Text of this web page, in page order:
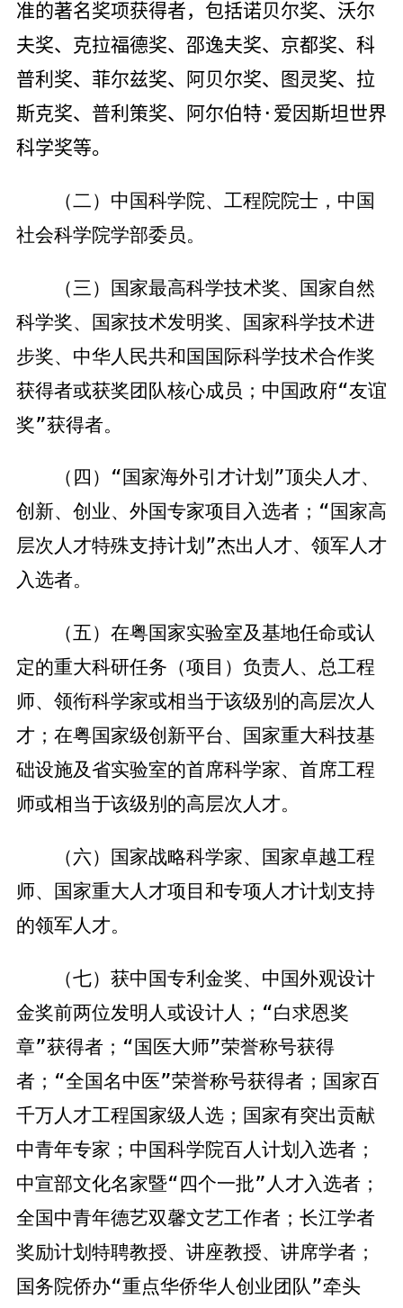
准的著名奖项获得者，包括诺贝尔奖、沃尔
夫奖、克拉福德奖、邵逸夫奖、京都奖、科
普利奖、菲尔兹奖、阿贝尔奖、图灵奖、拉
斯克奖、普利策奖、阿尔伯特· 爱因斯坦世界
科学奖等。
（二）中国科学院、工程院院士，中国
社会科学院学部委员。
（三）国家最高科学技术奖、国家自然
科学奖、国家技术发明奖、国家科学技术进
步奖、中华人民共和国国际科学技术合作奖
获得者或获奖团队核心成员；中国政府“友谊
奖”获得者。
（四）“国家海外引才计划”顶尖人才、
创新、创业、外国专家项目入选者；“国家高
层次人才特殊支持计划”杰出人才、领军人才
入选者。
（五）在粤国家实验室及基地任命或认
定的重大科研任务（项目）负责人、总工程
师、领衔科学家或相当于该级别的高层次人
才；在粤国家级创新平台、国家重大科技基
础设施及省实验室的首席科学家、首席工程
师或相当于该级别的高层次人才。
（六）国家战略科学家、国家卓越工程
师、国家重大人才项目和专项人才计划支持
的领军人才。
（七）获中国专利金奖、中国外观设计
金奖前两位发明人或设计人；“白求恩奖
章”获得者；“国医大师”荣誉称号获得
者；“全国名中医”荣誉称号获得者；国家百
千万人才工程国家级人选；国家有突出贡献
中青年专家；中国科学院百人计划入选者；
中宣部文化名家暨“四个一批”人才入选者；
全国中青年德艺双馨文艺工作者；长江学者
奖励计划特聘教授、讲座教授、讲席学者；
国务院侨办“重点华侨华人创业团队”牵头